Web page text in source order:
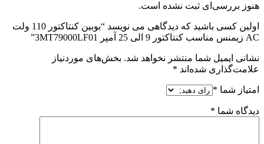
هنوز بررسی‌ای ثبت نشده است.
اولین کسی باشید که دیدگاهی می نویسد “بوبین کنتاکتور 110 ولت
AC زیمنس مناسب کنتاکتور 9 الی 25 آمپر 3MT79000LF01”
نشانی ایمیل شما منتشر نخواهد شد. بخش‌های موردنیاز
علامت‌گذاری شده‌اند *
امتیاز شما *
دیدگاه شما *